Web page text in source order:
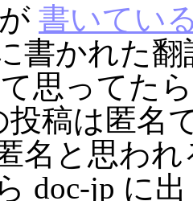
書いてい
書かれた
思ってた
投稿は匿名
名と思わ
doc-jp に